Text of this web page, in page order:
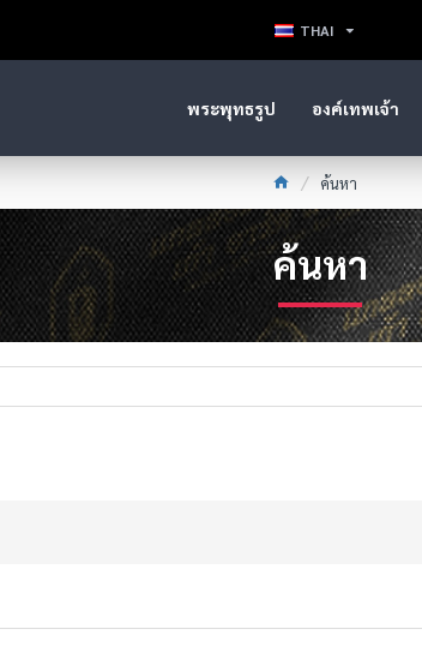
THAI
พระพุทธรูป องค์เทพเจ้า
ค้นหา
ค้นหา